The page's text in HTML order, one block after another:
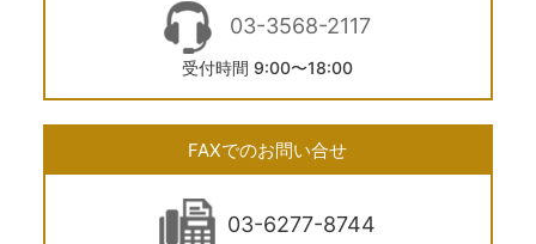
03-3568-2117
受付時間 9:00〜18:00
FAXでのお問い合せ
03-6277-8744